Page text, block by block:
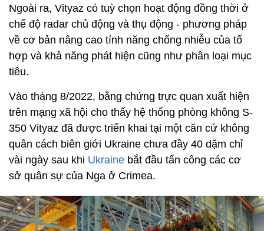
Ngoài ra, Vityaz có tuỳ chọn hoạt động đồng thời ở
chế độ radar chủ động và thụ động - phương pháp
về cơ bản nâng cao tính năng chống nhiễu của tổ
hợp và khả năng phát hiện cũng như phân loại mục
tiêu.
Vào tháng 8/2022, bằng chứng trực quan xuất hiện
trên mạng xã hội cho thấy hệ thống phòng không S-
350 Vityaz đã được triển khai tại một căn cứ không
quân cách biên giới Ukraine chưa đầy 40 dặm chỉ
vài ngày sau khi Ukraine bắt đầu tấn công các cơ
sở quân sự của Nga ở Crimea.